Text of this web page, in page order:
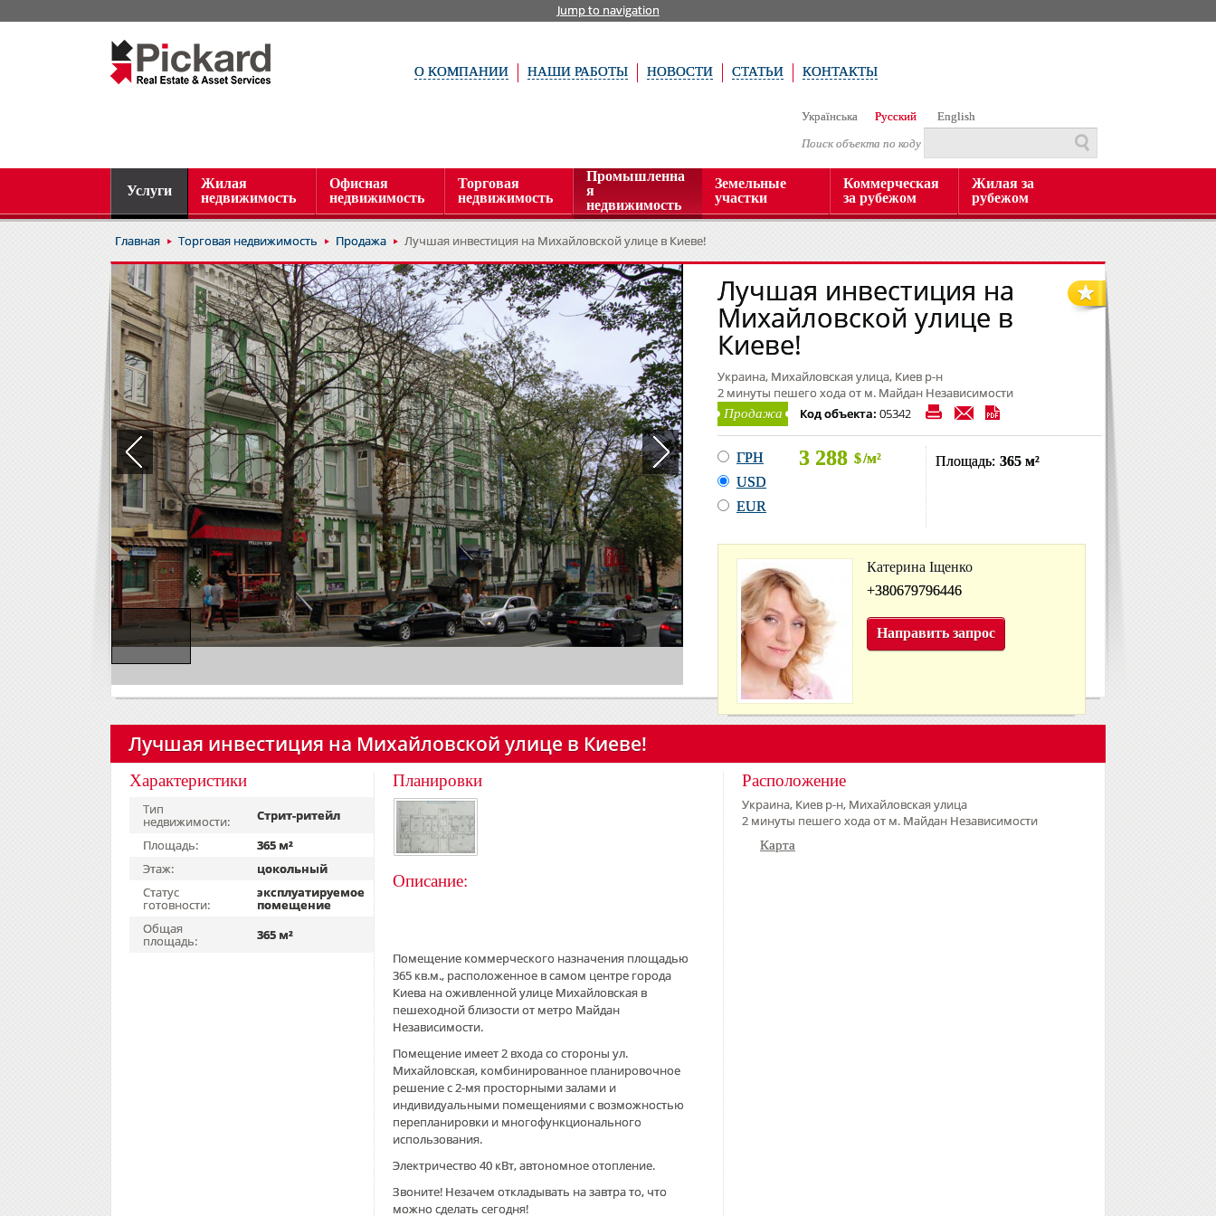
Jump to navigation
О КОМПАНИИ НАШИ РАБОТЫ НОВОСТИ СТАТЬИ КОНТАКТЫ
Українська Русский
English
Поиск объекта по коду
Услуги
Жилая
недвижимость
Офисная
недвижимость
Торговая
недвижимость
Промышленна
я
недвижимость
Земельные
участки
Коммерческая
за рубежом
Жилая за
рубежом
Главная Торговая недвижимость Продажа Лучшая инвестиция на Михайловской улице в Киеве!
Лучшая инвестиция на
Михайловской улице в
Киеве!
Украина, Михайловская улица, Киев р-н
2 минуты пешего хода от м. Майдан Независимости
Продажа Код объекта: 05342
ГРН
USD
EUR
3 288 $/м² Площадь: 365 м²
Катерина Іщенко
+380679796446
Направить запрос
Лучшая инвестиция на Михайловской улице в Киеве!
Характеристики
Тип
недвижимости:
Стрит-ритейл
Площадь:
365 м²
Этаж:
цокольный
Статус
готовности:
эксплуатируемое
помещение
Общая
площадь: 365 м²
Планировки
Описание:
Помещение коммерческого назначения площадью
365 кв.м., расположенное в самом центре города
Киева на оживленной улице Михайловская в
пешеходной близости от метро Майдан
Независимости.
Помещение имеет 2 входа со стороны ул.
Михайловская, комбинированное планировочное
решение с 2-мя просторными залами и
индивидуальными помещениями с возможностью
перепланировки и многофункционального
использования.
Электричество 40 кВт, автономное отопление.
Звоните! Незачем откладывать на завтра то, что
можно сделать сегодня!
Расположение
Украина, Киев р-н, Михайловская улица
2 минуты пешего хода от м. Майдан Независимости
Карта